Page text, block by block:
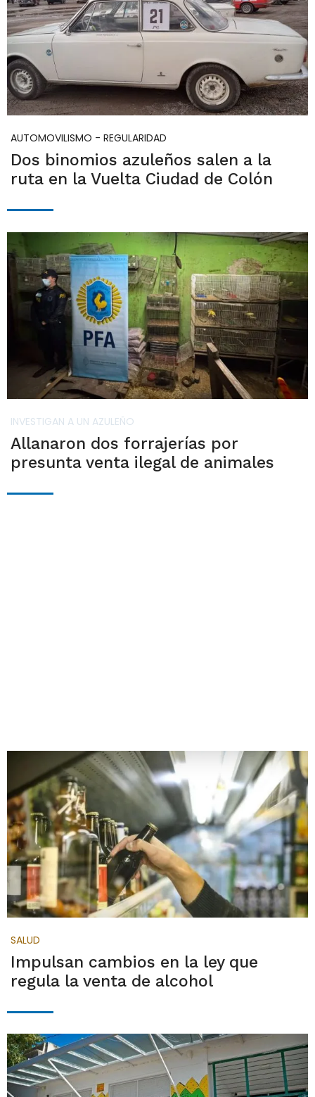
AUTOMOVILISMO - REGULARIDAD
Dos binomios azuleños salen a la
ruta en la Vuelta Ciudad de Colón
INVESTIGAN A UN AZULEÑO
Allanaron dos forrajerías por
presunta venta ilegal de animales
SALUD
Impulsan cambios en la ley que
regula la venta de alcohol